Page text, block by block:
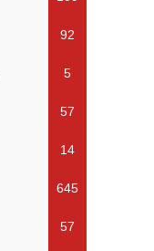
92
5
57
14
645
57